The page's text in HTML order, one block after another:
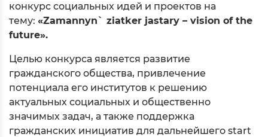
конкурс социальных идей и проектов на
тему: «Zamannyn` ziatker jastary – vision of the
future».
Целью конкурса является развитие
гражданского общества, привлечение
потенциала его институтов к решению
актуальных социальных и общественно
значимых задач, а также поддержка
гражданских инициатив для дальнейшего start